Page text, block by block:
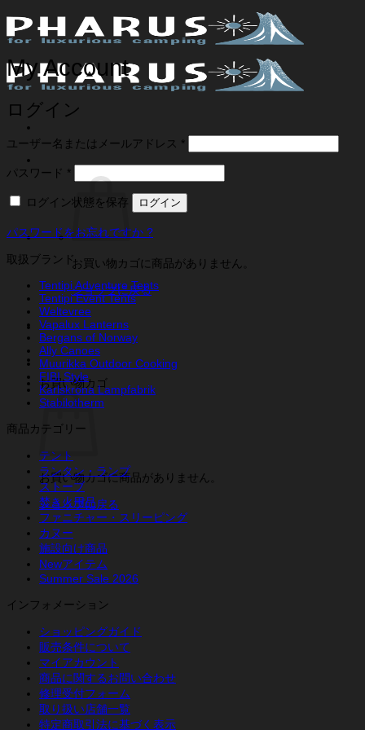
to
content
お買い物カゴに商品がありません。
ショップに戻る
お買い物カゴ
お買い物カゴに商品がありません。
ショップに戻る
My Account
ログイン
ユーザー名またはメールアドレス *
パスワード *
ログイン状態を保存
ログイン
パスワードをお忘れですか ?
取扱ブランド
Tentipi Adventure Tents
Tentipi Event Tents
Weltevree
Vapalux Lanterns
Bergans of Norway
Ally Canoes
Muurikka Outdoor Cooking
FIBI Style
Karlskrona Lampfabrik
Stabilotherm
商品カテゴリー
テント
ランタン・ランプ
ストーブ
焚き火用品
ファニチャー・スリーピング
カヌー
施設向け商品
Newアイテム
Summer Sale 2026
インフォメーション
ショッピングガイド
販売条件について
マイアカウント
商品に関するお問い合わせ
修理受付フォーム
取り扱い店舗一覧
特定商取引法に基づく表示